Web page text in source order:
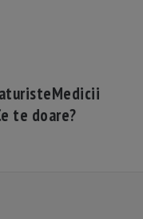
Medicii
te doare?